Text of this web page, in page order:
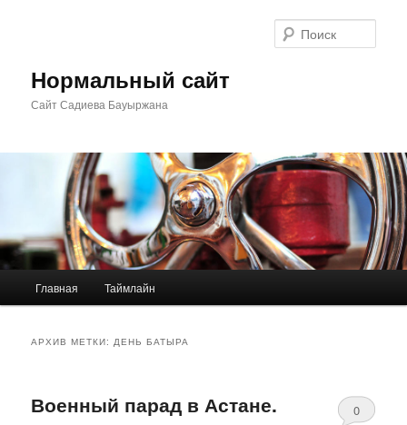
Нормальный сайт
Сайт Садиева Бауыржана
Главная Таймлайн
АРХИВ МЕТКИ:ДЕНЬ БАТЫРА
Военный парад в Астане.
0